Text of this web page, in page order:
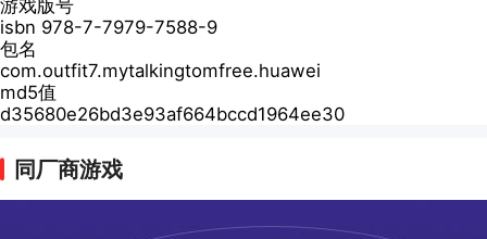
游戏版号
isbn 978-7-7979-7588-9
包名
com.outfit7.mytalkingtomfree.huawei
md5值
d35680e26bd3e93af664bccd1964ee30
同厂商游戏